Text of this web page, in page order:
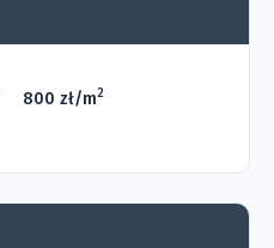
800 zł/m2